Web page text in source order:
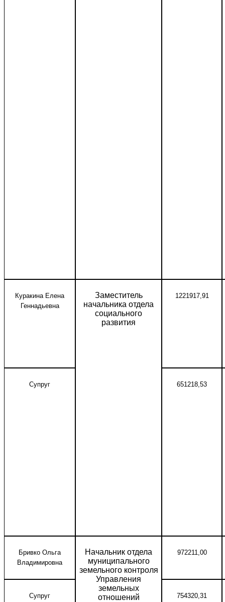
Куракина Елена
Геннадьевна
Заместитель
начальника отдела
социального
развития
1221917,91
Супруг 651218,53
Бривко Ольга
Владимировна
Начальник отдела
муниципального
земельного контроля
Управления
земельных
отношений
972211,00
Супруг 754320,31